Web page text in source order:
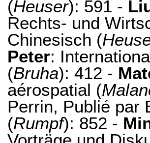
(Heuser): 591 -
Rechts- und
Chinesisch (
Peter:
(Bruha): 412 -
aérospatial (
Perrin, Publié par
(Rumpf): 852 -